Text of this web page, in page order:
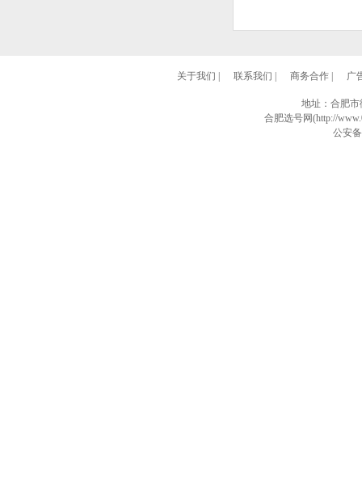
关于我们 联系我们 商务合作| 广
地址：合肥市
合肥选号网(http://
公安